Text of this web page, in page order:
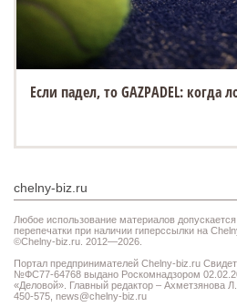
Если падел, то GAZPADEL: когда
chelny-biz.ru
Любое использование материалов
перепечатки при наличии гиперссылки на
©Chelny-biz.ru. 2012—2026.
Портал предпринимателей Chelny-biz.ru
№ФС77-64768 выдано Роскомнадзором
«Деловой». Главный редактор – Ахметзянова
450-575, news@chelny-biz.ru